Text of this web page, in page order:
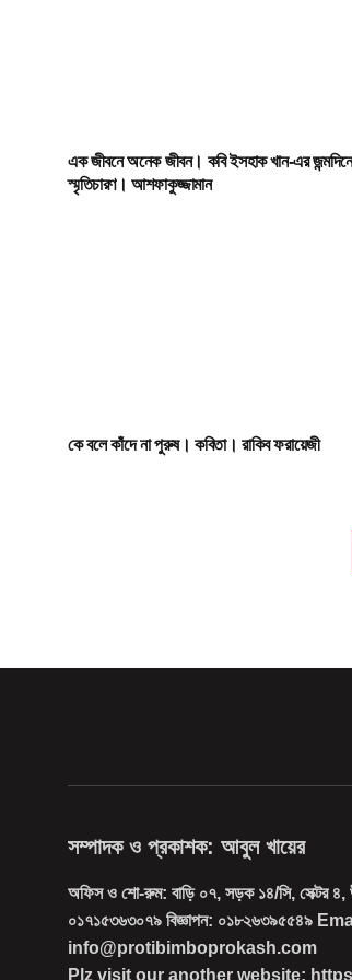
এক জীবনে অনেক জীবন। কবি ইসহাক খান-এর
স্মৃতিচারণ। আশফাকুজ্জামান
কে বলে কাঁদে না পুরুষ। কবিতা। রাকিব ফরায়েজী
সম্পাদক ও প্রকাশক: আবুল খায়ের
অফিস ও শো-রুম: বাড়ি ০৭, সড়ক ১৪/সি, সেক্টর
০১৭১৫৩৬৩০৭৯ বিজ্ঞাপন: ০১৮২৬৩৯৫৫৪৯
info@protibimboprokash.com
Plz visit our another website: